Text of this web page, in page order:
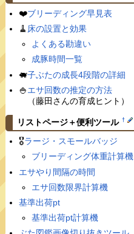
❤️ブリーディング早見表
🧹 床の設置と効果
よくある勘違い
成豚時間一覧
🐖子ぶたの成長4段階の詳細
🍚エサ回数の推定の方法
（藤田さんの育成ヒント）
リストページ＋便利ツール †
🎖ラージ・スモールバッジ
ブリーディング体重計算機
エサやり間隔の時間
エサ回数限界計算機
基準出荷pt
基準出荷pt計算機